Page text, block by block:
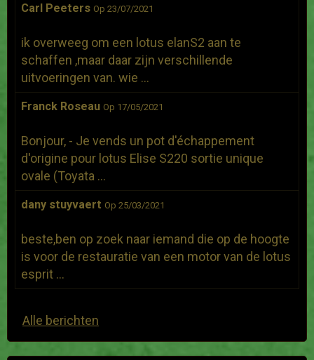
Carl Peeters Op 23/07/2021
ik overweeg om een lotus elanS2 aan te
schaffen ,maar daar zijn verschillende
uitvoeringen van. wie ...
Franck Roseau Op 17/05/2021
Bonjour, - Je vends un pot d'échappement
d'origine pour lotus Elise S220 sortie unique
ovale (Toyata ...
dany stuyvaert Op 25/03/2021
beste,ben op zoek naar iemand die op de hoogte
is voor de restauratie van een motor van de lotus
esprit ...
Alle berichten